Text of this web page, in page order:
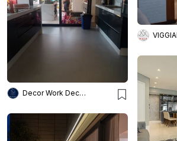
Decor Work Decoração De Interi